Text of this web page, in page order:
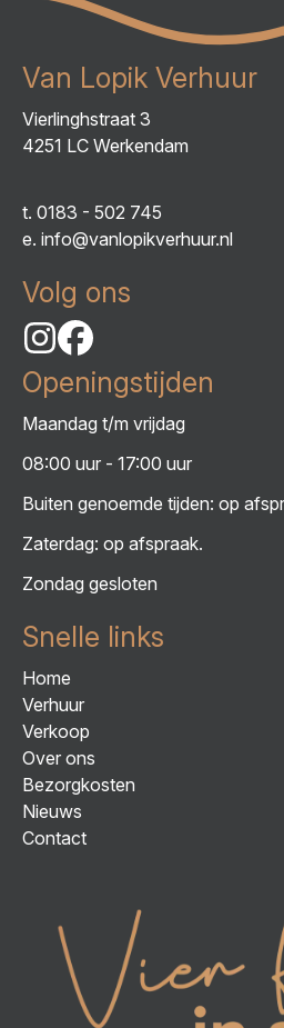
Van Lopik Verhuur
Vierlinghstraat 3
4251 LC Werkendam
t. 0183 - 502 745
e. info@vanlopikverhuur.nl
Volg ons
Openingstijden
Maandag t/m vrijdag
08:00 uur - 17:00 uur
Buiten genoemde tijden: op
Zaterdag: op afspraak.
Zondag gesloten
Snelle links
Home
Verhuur
Verkoop
Over ons
Bezorgkosten
Nieuws
Contact